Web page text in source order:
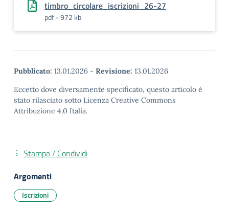
timbro_circolare_iscrizioni_26-27
pdf - 972 kb
Pubblicato: 13.01.2026 - Revisione: 13.01.2026
Eccetto dove diversamente specificato, questo articolo è
stato rilasciato sotto Licenza Creative Commons
Attribuzione 4.0 Italia.
Stampa / Condividi
Argomenti
Iscrizioni